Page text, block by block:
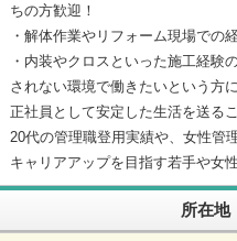
ちの方歓迎！
・解体作業やリフォーム現場での
・内装やクロスといった施工経験
されない環境で働きたいという方
正社員として安定した生活を送る
20代の管理職登用実績や、女性管
キャリアアップを目指す若手や女
所在地